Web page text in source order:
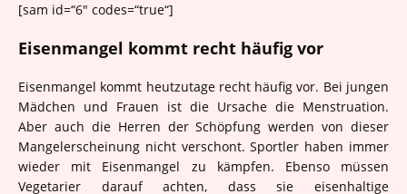
[sam id=“6″ codes=“true“]
Eisenmangel kommt recht häufig vor
Eisenmangel kommt heutzutage recht häufig vor. Bei jungen
Mädchen und Frauen ist die Ursache die Menstruation.
Aber auch die Herren der Schöpfung werden von dieser
Mangelerscheinung nicht verschont. Sportler haben immer
wieder mit Eisenmangel zu kämpfen. Ebenso müssen
Vegetarier darauf achten, dass sie eisenhaltige